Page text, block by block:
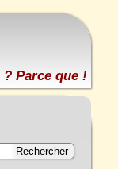
Parce que !